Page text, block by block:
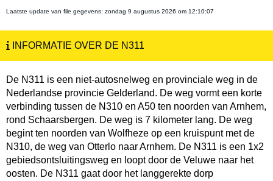
Laatste update van file gegevens: zondag 9 augustus 2026 om 12:10:07
INFORMATIE OVER DE N311
De N311 is een niet-autosnelweg en provinciale weg in de
Nederlandse provincie Gelderland. De weg vormt een korte
verbinding tussen de N310 en A50 ten noorden van Arnhem,
rond Schaarsbergen. De weg is 7 kilometer lang. De weg
begint ten noorden van Wolfheze op een kruispunt met de
N310, de weg van Otterlo naar Arnhem. De N311 is een 1x2
gebiedsontsluitingsweg en loopt door de Veluwe naar het
oosten. De N311 gaat door het langgerekte dorp